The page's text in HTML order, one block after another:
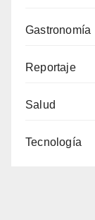
Gastronomía
Reportaje
Salud
Tecnología